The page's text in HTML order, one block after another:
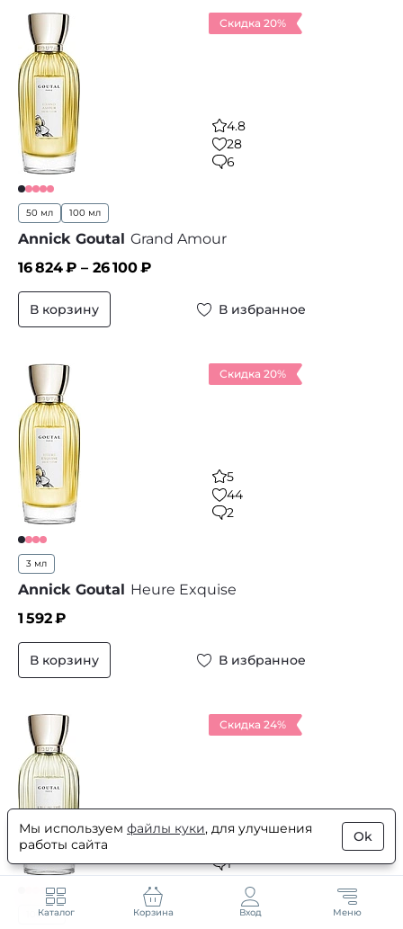
Скидка 20%
4.8
28
6
50 мл 100 мл
Annick Goutal Grand Amour
16 824₽ – 26 100₽
В корзину В избранное
Скидка 20%
5
44
2
3 мл
Annick Goutal Heure Exquise
1 592₽
В корзину В избранное
Скидка 24%
5
1
100 мл
Каталог Корзина Вход Меню
Мы используем файлы куки, для улучшения
работы сайта
Ok